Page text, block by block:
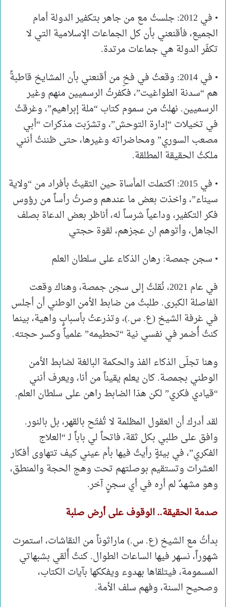
• في 2012: جلستُ مع من جاهر بتكفير الدولة أمام
الجميع، فأقنعني بأن كل الجماعات الإسلامية التي لا
تكفّر الدولة هي جماعات مرتدة.
• في 2014: وقعتُ في فخِ من أقنعني بأن المشايخ قاطبةً
هم “سدنة الطواغيت”، فكفرتُ الرسميين منهم وغير
الرسميين. نهلتُ من سموم كتاب “ملة إبراهيم”، وغرقتُ
في تخيلات “إدارة التوحش”، وتشرّبت مذكرات “أبي
مصعب السوري” ومحاضراته وغيرها، حتى ظننتُ أنني
ملكتُ الحقيقة المطلقة.
• في 2015: اكتملت المأساة حين التقيتُ بأفراد من “ولاية
سيناء”، واخذت بعض ما عندهم وصرتُ رأساً من رؤوس
فكر التكفير، وداعياً شرساً له، أناظر بعض الدعاة بصلف
الجاهل، وأتوهم ان عجزهم، لقوة حجتي
• سجن جمصة: رهان الذكاء على سلطان العلم
في عام 2021، نُقلتُ إلى سجن جمصة، وهناك وقعت
الفاصلة الكبرى. طلبتُ من ضابط الأمن الوطني أن أجلس
في غرفة الشيخ (ع. س.)، وتذرعتُ بأسبابٍ واهية، بينما
كنتُ أُضمر في نفسي نية “تحطيمه” علمياً وكسر حجته.
وهنا تجلّى الذكاء الفذ والحكمة البالغة لضابط الأمن
الوطني بجمصة. كان يعلم يقيناً من أنا، ويعرف أنني
“قيادي فكري” لكن هذا الضابط راهن على سلطان العلم.
لقد أدرك أن العقول المظلمة لا تُفتَح بالقهر، بل بالنور.
وافق على طلبي بكل ثقة، فاتحاً لي باباً لـ “العلاج
الفكري”، في بيئةٍ رأيتُ فيها بأم عيني كيف تتهاوى أفكار
العشرات وتستقيم بوصلتهم تحت وهج الحجة والمنطق،
وهو مشهدٌ لم أره في أي سجنٍ آخر.
صدمة الحقيقة.. الوقوف على أرض صلبة
بدأتُ مع الشيخ (ع. س.) ماراثوناً من النقاشات، استمرت
شهوراً، نسهر فيها الساعات الطوال. كنتُ أُلقي بشبهاتي
المسمومة، فيتلقاها بهدوء ويفككها بآيات الكتاب،
وصحيح السنة، وفهم سلف الأمة.